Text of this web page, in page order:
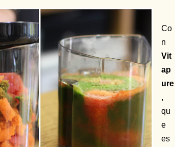
Co
n
Vit
ap
ure
,
qu
e
es